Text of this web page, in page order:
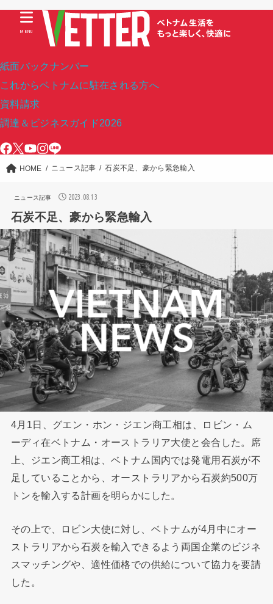
紙面バックナンバー
これからベトナムに駐在される方へ
資料請求
調達＆ビジネスガイド2026
MENU
HOME ニュース記事 石炭不足、豪から緊急輸入
ニュース記事 2023.08.13
石炭不足、豪から緊急輸入
4月1日、グエン・ホン・ジエン商工相は、ロビン・ム
ーディ在ベトナム・オーストラリア大使と会合した。席
上、ジエン商工相は、ベトナム国内では発電用石炭が不
足していることから、オーストラリアから石炭約500万
トンを輸入する計画を明らかにした。
その上で、ロビン大使に対し、ベトナムが4月中にオー
ストラリアから石炭を輸入できるよう両国企業のビジネ
スマッチングや、適性価格での供給について協力を要請
した。